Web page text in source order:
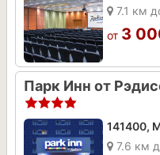
7.1 км
от 3
7.6 км